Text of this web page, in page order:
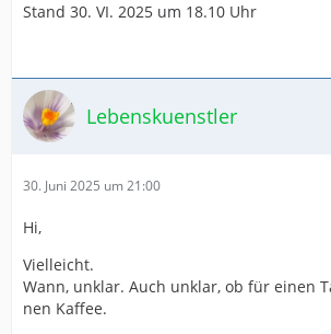
Stand 30. VI. 2025 um 18.10 Uhr
Lebenskuenstler
30. Juni 2025 um 21:00
Hi,
Vielleicht.
Wann, unklar. Auch unklar, ob für einen
nen Kaffee.